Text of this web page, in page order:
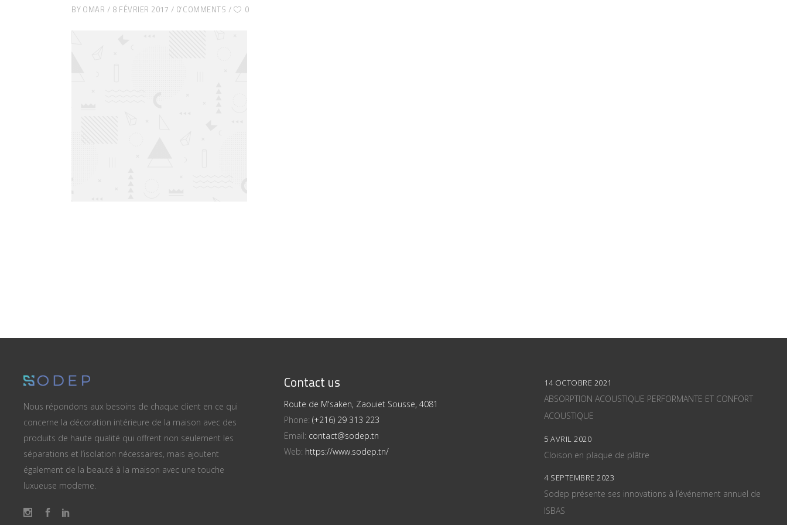
BY OMAR 8 FÉVRIER 2017 0 COMMENTS 0
Nous répondons aux besoins de chaque client en ce qui
concerne la décoration intérieure de la maison avec des
produits de haute qualité qui offrent non seulement les
séparations et l’isolation nécessaires, mais ajoutent
également de la beauté à la maison avec une touche
luxueuse moderne.
Contact us
Route de M'saken, Zaouiet Sousse, 4081
Phone: (+216) 29 313 223
Email: contact@sodep.tn
Web: https://www.sodep.tn/
14 OCTOBRE 2021
ABSORPTION ACOUSTIQUE PERFORMANTE ET CONFORT
ACOUSTIQUE
5 AVRIL 2020
Cloison en plaque de plâtre
4 SEPTEMBRE 2023
Sodep présente ses innovations à l’événement annuel de
ISBAS